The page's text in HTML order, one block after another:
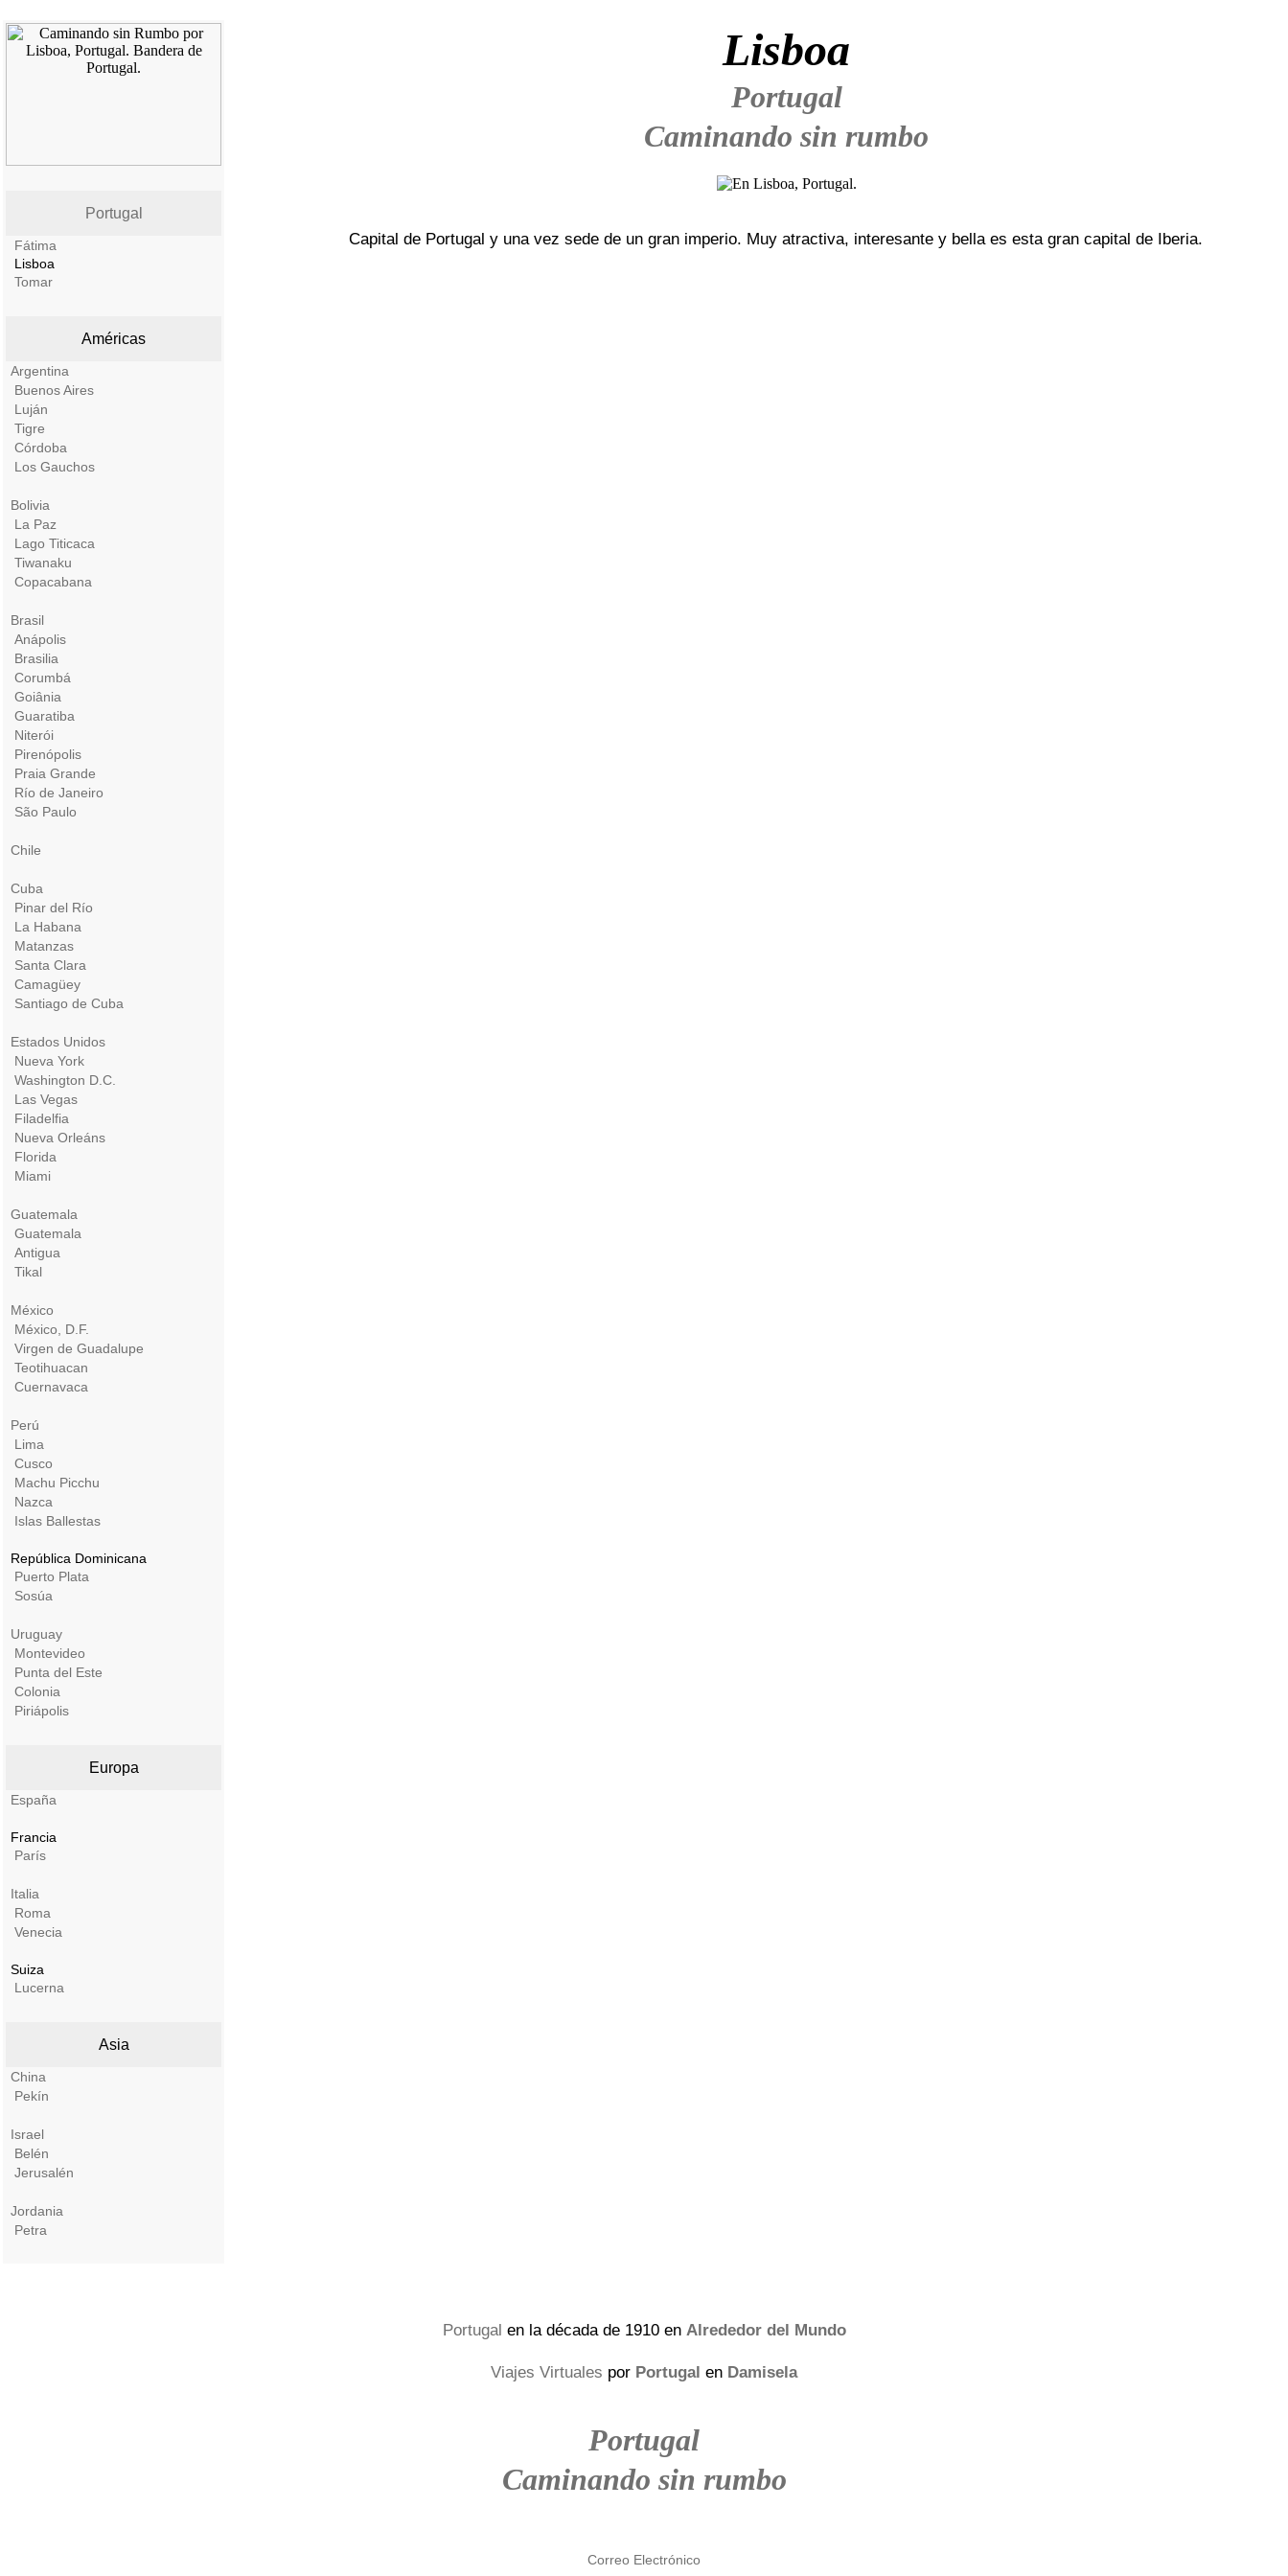
Portugal
Fátima
Lisboa
Tomar
Américas
Argentina
Buenos Aires
Luján
Tigre
Córdoba
Los Gauchos
Bolivia
La Paz
Lago Titicaca
Tiwanaku
Copacabana
Brasil
Anápolis
Brasilia
Corumbá
Goiânia
Guaratiba
Niterói
Pirenópolis
Praia Grande
Río de Janeiro
São Paulo
Chile
Cuba
Pinar del Río
La Habana
Matanzas
Santa Clara
Camagüey
Santiago de Cuba
Estados Unidos
Nueva York
Washington D.C.
Las Vegas
Filadelfia
Nueva Orleáns
Florida
Miami
Guatemala
Guatemala
Antigua
Tikal
México
México, D.F.
Virgen de Guadalupe
Teotihuacan
Cuernavaca
Perú
Lima
Cusco
Machu Picchu
Nazca
Islas Ballestas
República Dominicana
Puerto Plata
Sosúa
Uruguay
Montevideo
Punta del Este
Colonia
Piriápolis
Europa
España
Francia
París
Italia
Roma
Venecia
Suiza
Lucerna
Asia
China
Pekín
Israel
Belén
Jerusalén
Jordania
Petra
Lisboa
Portugal
Caminando sin rumbo
Capital de Portugal y una vez sede de un gran imperio. Muy atractiva, interesante y bella es esta gran capital de Iberia.
Portugal en la década de 1910 en Alrededor del Mundo
Viajes Virtuales por Portugal en Damisela
Portugal
Caminando sin rumbo
Correo Electrónico